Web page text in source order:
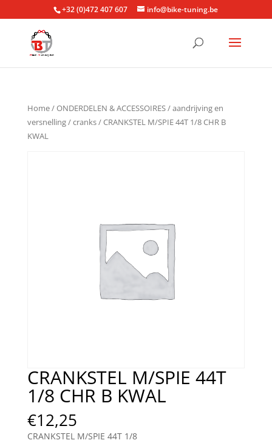
+32 (0)472 407 607 info@bike-tuning.be
Home/ONDERDELEN & ACCESSOIRES/aandrijving en
versnelling/cranks/ CRANKSTEL M/SPIE 44T 1/8 CHR B
KWAL
CRANKSTEL M/SPIE 44T
1/8 CHR B KWAL
€12,25
CRANKSTEL M/SPIE 44T 1/8